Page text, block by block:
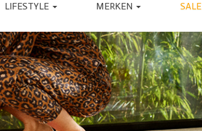
TASSEN
RIEMEN
SJAALS
HANDSCHOENEN
MUTSEN EN PETTEN
SOKKEN
BRILLEN
UGG
TORAL
JAPAN TKY
COPENHAGEN
RABENS SALONER
BY-BAR
DANTE6
LIFESTYLE
CADEAU
MERKEN SALE